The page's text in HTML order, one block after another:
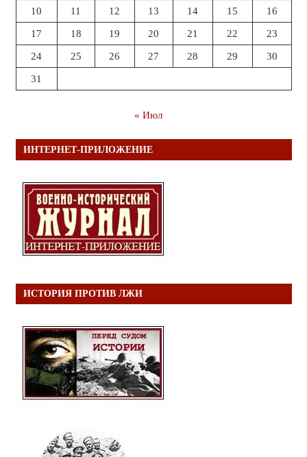
10 11 12 13 14 15 16
17 18 19 20 21 22 23
24 25 26 27 28 29 30
31
« Июл
ИНТЕРНЕТ-ПРИЛОЖЕНИЕ
ИСТОРИЯ ПРОТИВ ЛЖИ